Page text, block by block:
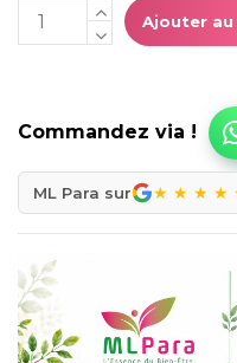
Ajouter
ML Para sur ★ ★ ★ ★